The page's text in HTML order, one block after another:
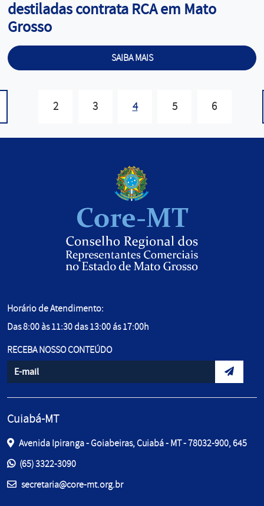
destiladas contrata RCA em Mato
Grosso
SAIBA MAIS
2 3 4 5 6
Horário de Atendimento:
Das 8:00 às 11:30 das 13:00 ás 17:00h
RECEBA NOSSO CONTEÚDO
Informe seu e-mail
Envidar
Cuiabá-MT
Avenida Ipiranga - Goiabeiras, Cuiabá - MT - 78032-900, 645
Entre em contato pelos telefones:
(65) 3322-3090
E-mail:secretaria@core-mt.org.br